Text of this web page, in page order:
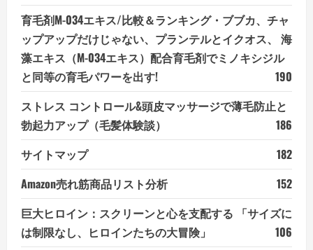
育毛剤M-034エキス/比較＆ランキング・ブブカ、チャ
ップアップだけじゃない、プランテルとイクオス、 海
藻エキス（M-034エキス）配合育毛剤でミノキシジル
と同等の育毛パワーを出す!
190
ストレス コントロール&頭皮マッサージで薄毛防止と
勃起力アップ（毛髪体験談）
186
サイトマップ
182
Amazon売れ筋商品リスト分析
152
巨大ヒロイン：スクリーンと心を支配する 「サイズに
は制限なし、ヒロインたちの大冒険」
106